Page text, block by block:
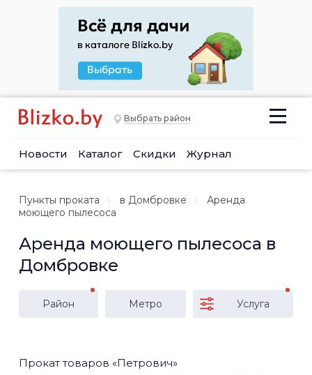
Выбрать район
Новости Каталог Скидки Журнал
Пункты проката в Домбровке
Аренда
моющего пылесоса
Аренда моющего пылесоса в
Домбровке
Район Метро Услуга
Прокат товаров «Петрович»